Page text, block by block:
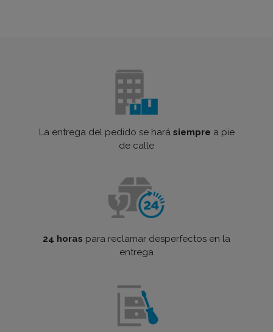
La entrega del pedido se hará siempre a pie
de calle
24 horas para reclamar desperfectos en la
entrega